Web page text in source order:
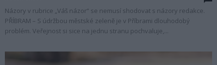
Názory v rubrice „Váš názor“ se nemusí shodovat s názory redakce.
PŘÍBRAM – S údržbou městské zeleně je v Příbrami dlouhodobý
problém. Veřejnost si sice na jednu stranu pochvaluje,...